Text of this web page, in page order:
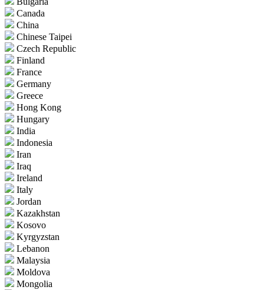
Canada
China
Chinese Taipei
Czech Republic
Finland
France
Germany
Greece
Hong Kong
Hungary
India
Indonesia
Iran
Iraq
Ireland
Italy
Jordan
Kazakhstan
Kosovo
Kyrgyzstan
Lebanon
Malaysia
Moldova
Mongolia